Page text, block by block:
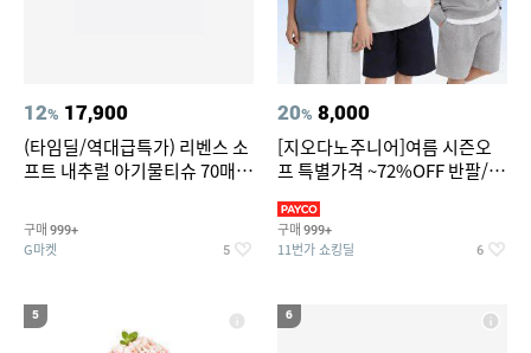
12% 17,900
(타임딜/역대급특가) 리벤스 소
프트 내추럴 아기물티슈 70매
구매 999+
G마켓 5
20% 8,000
[지오다노주니어]여름 시즌오
프 특별가격 ~72%OFF 반팔/반
구매 999+
11번가 쇼킹딜 6
5 6